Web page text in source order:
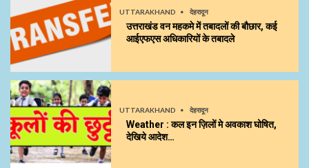
UTTARAKHAND देहरादून
उत्तराखंड वन महकमे में तबादलों की बौछार, कई
आईएफएस अधिकारियों के तबादले
UTTARAKHAND देहरादून
Weather : कल इन ज़िलों मे अवकाश घोषित,
देखिये आदेश…